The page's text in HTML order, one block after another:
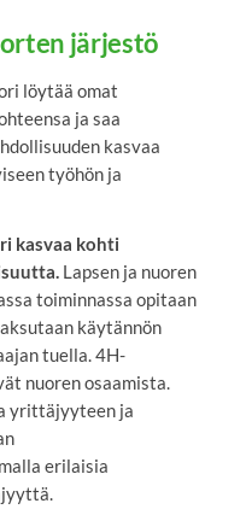
järjestö
löytää omat
ja saa
kasvaa
työhön ja
kasvaa kohti
Lapsen ja nuoren
toiminnassa opitaan
käytännön
tuella. 4H-
nuoren osaamista.
yrittäjyyteen ja
erilaisia